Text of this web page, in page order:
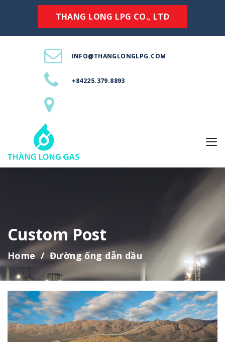
THANG LONG LPG CO., LTD
INFO@THANGLONGLPG.COM
+84225.379.8893
Custom Post
Home Đường ống dẫn dầu